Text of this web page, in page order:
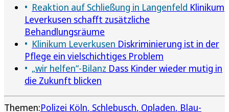
Reaktion auf Schließung in Langenfeld Klinikum
Leverkusen schafft zusätzliche
Behandlungsräume
Klinikum Leverkusen Diskriminierung ist in der
Pflege ein vielschichtiges Problem
„wir helfen“-Bilanz Dass Kinder wieder mutig in
die Zukunft blicken
Themen:Polizei Köln Schlebusch Opladen Blau-